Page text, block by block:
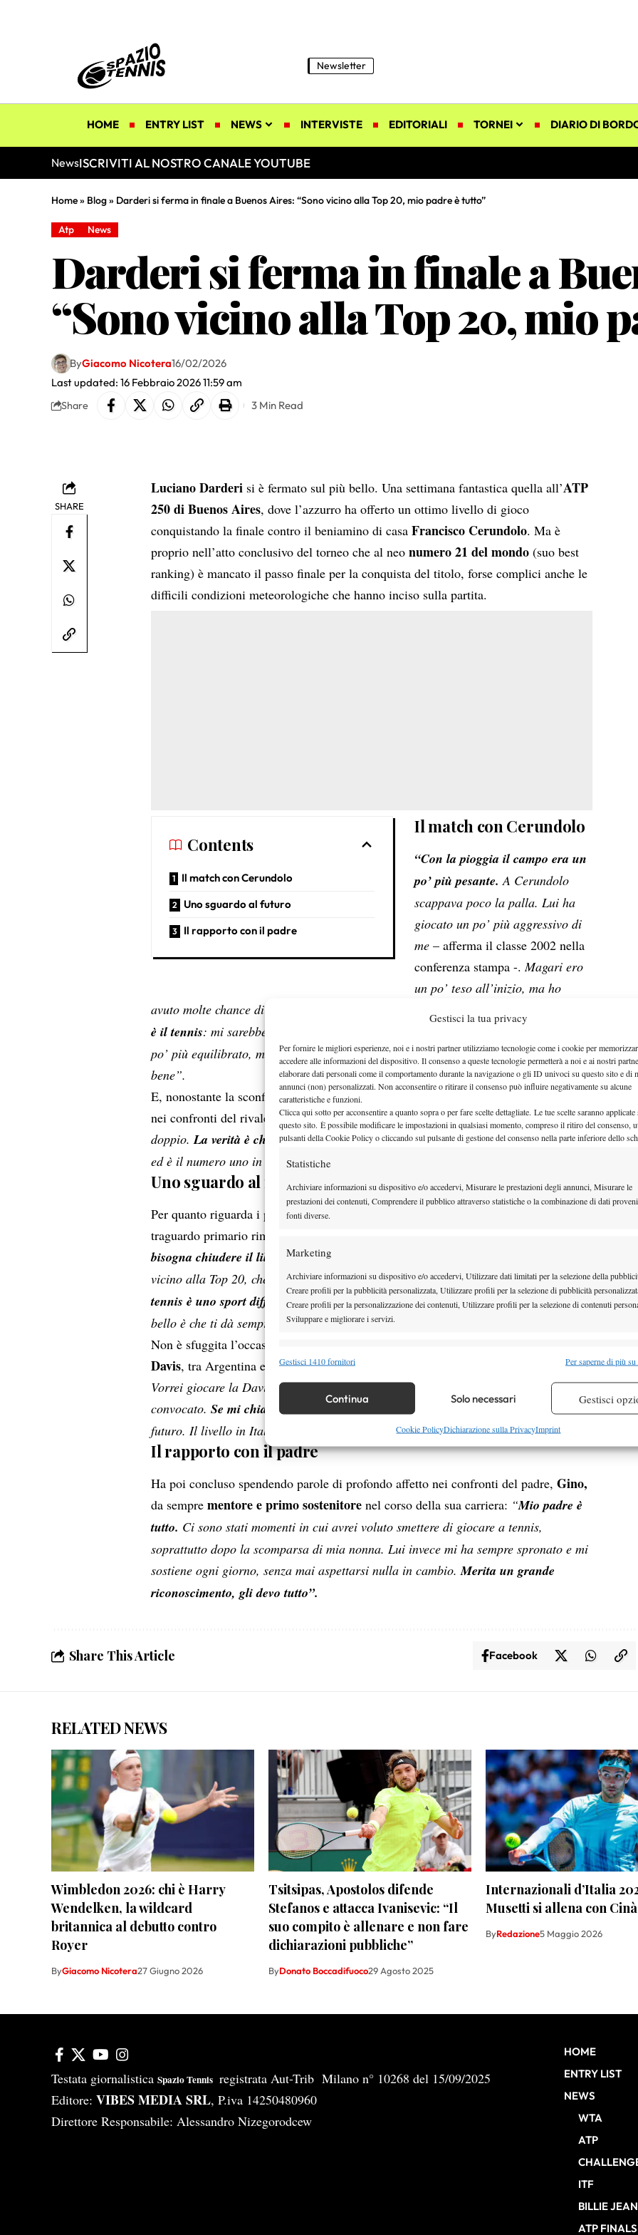
Gestisci la tua privacy
Per fornire le migliori esperienze, noi e i nostri partner utilizziamo tecnologie come i cookie per
accedere alle informazioni del dispositivo. Il consenso a queste tecnologie permetterà a noi e ai nostri
elaborare dati personali come il comportamento durante la navigazione o gli ID univoci su questo sito e di
annunci (non) personalizzati. Non acconsentire o ritirare il consenso può influire negativamente su alcune
caratteristiche e funzioni.
Clicca qui sotto per acconsentire a quanto sopra o per fare scelte dettagliate. Le tue scelte saranno applicate
questo sito. È possibile modificare le impostazioni in qualsiasi momento, compreso il ritiro del consenso,
pulsanti della Cookie Policy o cliccando sul pulsante di gestione del consenso nella parte inferiore dello
Statistiche
Archiviare informazioni su dispositivo e/o accedervi, Misurare le prestazioni degli annunci, Misurare le
prestazioni dei contenuti, Comprendere il pubblico attraverso statistiche o la combinazione di dati
fonti diverse.
Marketing
Archiviare informazioni su dispositivo e/o accedervi, Utilizzare dati limitati per la selezione della
Creare profili per la pubblicità personalizzata, Utilizzare profili per la selezione di pubblicità
Creare profili per la personalizzazione dei contenuti, Utilizzare profili per la selezione di contenuti
Sviluppare e migliorare i servizi.
Funzionalità
Identificare i dispositivi in base alle informazioni trasmesse automaticamente.
Garantire la sicurezza, prevenire e rilevare frodi, correggere errori,
Erogare e presentare pubblicità e contenuto, Salvare e comunicare le
Gestisci 1410 fornitori Per saperne di più
Continua Solo necessari Gestisci
Cookie PolicyDichiarazione sulla PrivacyImprint
Newsletter
HOME ENTRY LIST NEWS INTERVISTE EDITORIALI TORNEI DIARIO DI
NewsISCRIVITI AL NOSTRO CANALE YOUTUBE
Home» Blog» Darderi si ferma in finale a Buenos Aires: “Sono vicino alla Top 20, mio padre è tutto”
Atp News
Darderi si ferma in finale a
“Sono vicino alla Top 20, mio
Last updated: 16 Febbraio 2026 11:59 am
ByGiacomo Nicotera16/02/2026
Share 3 Min Read
SHARE
Luciano Darderi si è fermato sul più bello. Una settimana fantastica quella all’ATP
250 di Buenos Aires, dove l’azzurro ha offerto un ottimo livello di gioco
conquistando la finale contro il beniamino di casaFrancisco Cerundolo. Ma è
proprio nell’atto conclusivo del torneo che al neonumero 21 del mondo (suo best
ranking) è mancato il passo finale per la conquista del titolo, forse complici anche le
difficili condizioni meteorologiche che hanno inciso sulla partita.
Contents
Il match con Cerundolo
Uno sguardo al futuro
Il rapporto con il padre
Il match con Cerundolo
“Con la pioggia il campo era un
po’ più pesante. A Cerundolo
scappava poco la palla. Lui ha
giocato un po’ più aggressivo di
me – afferma il classe 2002 nella
conferenza stampa -.Magari ero
un po’ teso all’inizio, ma ho
avuto molte chance di break nel primo set che non si sono concretizzate.
è il tennis: mi sarebbe piaciuto lottare un set in più o poter rendere il punteggio un
po’ più equilibrato, ma lui è stato sempre sopra e questo gli ha permesso di giocare
bene”.
E, nonostante la sconfitta, non sono mancate le parole di stima da parte di Luciano
nei confronti del rivale e amico argentino: “È un grande amico, giochiamo spesso in
doppio.La verità è che sono contento che abbia vinto lui. È la sua terza finale qui
ed è il numero uno in Argentina. È un bravo ragazzo, di una buona famiglia”.
Uno sguardo al futuro
Per quanto riguarda i propriobiettivi personali
traguardo primario rimare guadagnare un posto in
bisogna chiudere il libro e andare avanti
vicino alla Top 20, che è il mio primo obiettivo principale. Martedì si ricomincia:il
tennis è uno sport difficileperché giochi tutte le settimane, ma allo stesso tempo il
bello è che ti dà sempre opportunità e nuove chance”.
Non è sfuggita l’occasione per tornare sul tema caldo della
Davis, tra Argentina e Italia:“Io in questo momento sto rappresentando l’Italia.
Vorrei giocare la Davis per la squadra italiana, però fin qui non sono stato
convocato.Se mi chiama l’Italia sono disponibile, però non posso prevedere il
futuro. Il livello in Italia è molto alto”.
Il rapporto con il padre
Ha poi concluso spendendo parole di profondo affetto nei confronti del padre,Gino,
da semprementore e primo sostenitore nel corso della sua carriera: “Mio padre è
tutto. Ci sono stati momenti in cui avrei voluto smettere di giocare a tennis,
soprattutto dopo la scomparsa di mia nonna. Lui invece mi ha sempre spronato e mi
sostiene ogni giorno, senza mai aspettarsi nulla in cambio.Merita un grande
riconoscimento, gli devo tutto”.
Share This Article Facebook
RELATED NEWS
Wimbledon 2026: chi è Harry
Wendelken, la wildcard
britannica al debutto contro
Royer
ByGiacomo Nicotera27 Giugno 2026
Tsitsipas, Apostolos difende
Stefanos e attacca Ivanisevic: “Il
suo compito è allenare e non fare
dichiarazioni pubbliche”
ByDonato Boccadifuoco29 Agosto 2025
Internazionali d’Italia
Musetti si allena con Cinà
ByRedazione5 Maggio 2026
Testata giornalistica Spazio Tennis registrata Aut-Trib Milano n° 10268 del 15/09/2025
Editore: VIBES MEDIA SRL, P.iva 14250480960
Direttore Responsabile: Alessandro Nizegorodcew
HOME
ENTRY LIST
NEWS
WTA
ATP
ITF
BILLIE
ATP FINALS